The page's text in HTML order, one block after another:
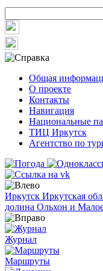
Общая
О проекте
Контакты
Навигация
Национальные
ТИЦ Иркутск
Агентство по
Иркутск Иркутская
долина Ольхон и
Журнал
Маршруты